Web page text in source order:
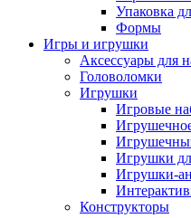
Упаковка
Формы
Игры и игрушки
Аксессуары для
Головоломки
Игрушки
Игровые
Игрушки
Игрушки-
Конструкторы